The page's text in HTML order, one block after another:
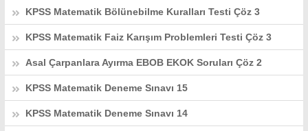
KPSS Matematik Bölünebilme Kuralları Testi Çöz 3
KPSS Matematik Faiz Karışım Problemleri Testi Çöz 3
Asal Çarpanlara Ayırma EBOB EKOK Soruları Çöz 2
KPSS Matematik Deneme Sınavı 15
KPSS Matematik Deneme Sınavı 14